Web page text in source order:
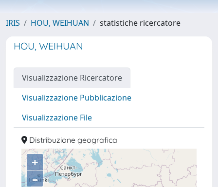
IRIS HOU, WEIHUAN statistiche ricercatore
HOU, WEIHUAN
Visualizzazione Ricercatore
Visualizzazione Pubblicazione
Visualizzazione File
Distribuzione geografica
+
–